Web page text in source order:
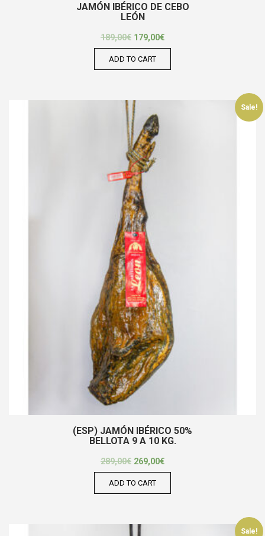
JAMÓN IBÉRICO DE CEBO
LEÓN
189,00€ 179,00€
ADD TO CART
Sale!
(ESP) JAMÓN IBÉRICO 50%
BELLOTA 9 A 10 KG.
289,00€ 269,00€
ADD TO CART
Sale!